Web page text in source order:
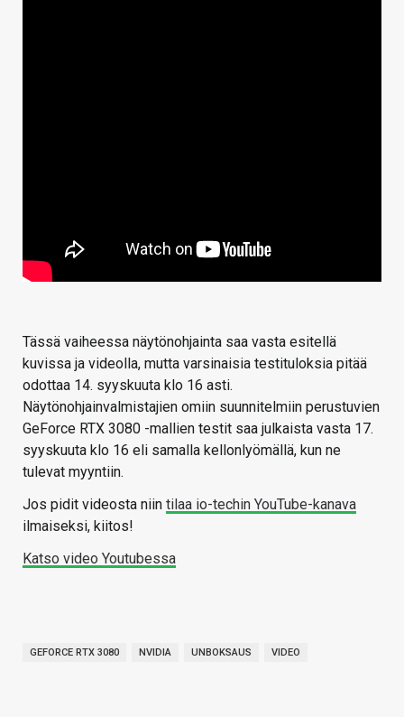
Tässä vaiheessa näytönohjainta saa vasta esitellä
kuvissa ja videolla, mutta varsinaisia testituloksia pitää
odottaa 14. syyskuuta klo 16 asti.
Näytönohjainvalmistajien omiin suunnitelmiin perustuvien
GeForce RTX 3080 -mallien testit saa julkaista vasta 17.
syyskuuta klo 16 eli samalla kellonlyömällä, kun ne
tulevat myyntiin.
Jos pidit videosta niin tilaa io-techin YouTube-kanava
ilmaiseksi, kiitos!
Katso video Youtubessa
GEFORCE RTX 3080 NVIDIA UNBOKSAUS VIDEO